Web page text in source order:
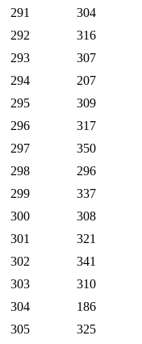
291
304
292
316
293
307
294
207
295
309
296
317
297
350
298
296
299
337
300
308
301
321
302
341
303
310
304
186
305
325